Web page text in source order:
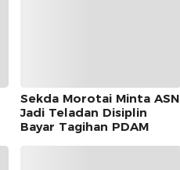
Sekda Morotai Minta ASN
Jadi Teladan Disiplin
Bayar Tagihan PDAM